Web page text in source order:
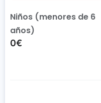
Niños (menores de 6
años)
0€